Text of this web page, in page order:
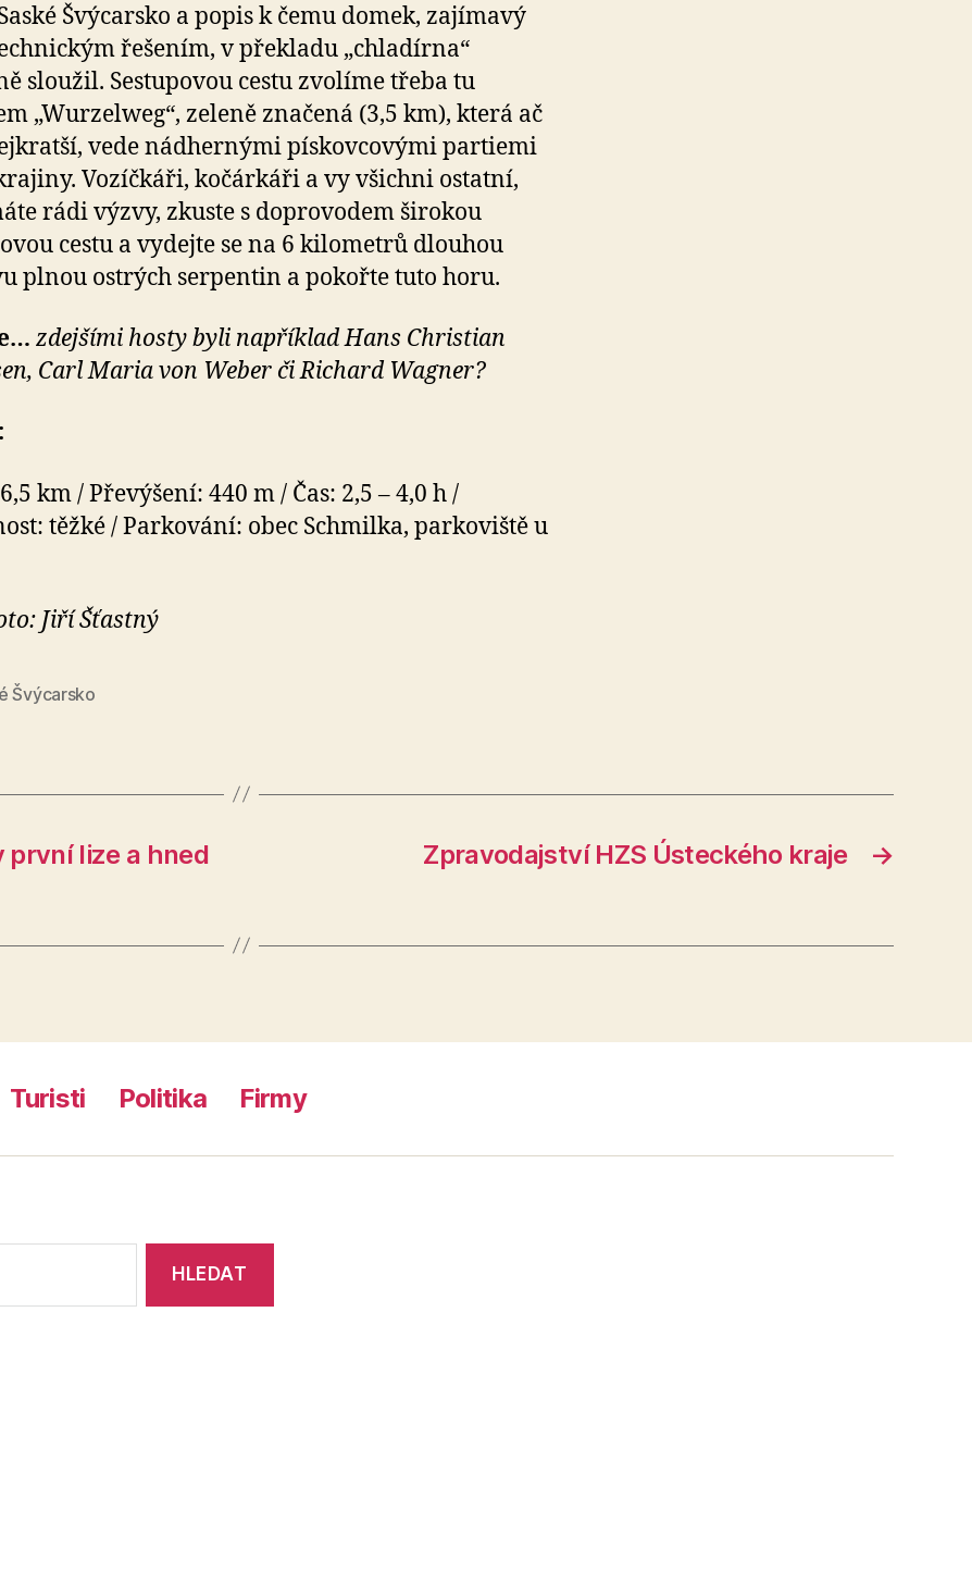
Švýcarsko a popis k čemu domek, zajímavý
řešením, v překladu „chladírna“
sloužil. Sestupovou cestu zvolíme třeba tu
„Wurzelweg“, zeleně značená (3,5 km), která ač
vede nádhernými pískovcovými partiemi
Vozíčkáři, kočárkáři a vy všichni ostatní,
rádi výzvy, zkuste s doprovodem širokou
cestu a vydejte se na 6 kilometrů dlouhou
plnou ostrých serpentin a pokořte tuto horu.
zdejšími hosty byli například Hans Christian
Carl Maria von Weber či Richard Wagner?
km / Převýšení: 440 m / Čas: 2,5 – 4,0 h /
těžké / Parkování: obec Schmilka, parkoviště u
Jiří Šťastný
Švýcarsko
první lize a hned
→
Zpravodajství HZS Ústeckého kraje
Turisti Politika Firmy